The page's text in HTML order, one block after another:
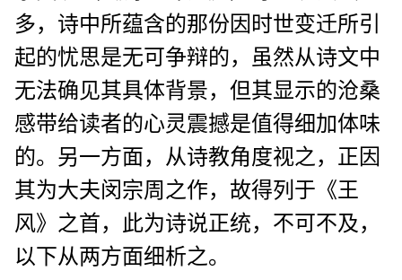
多，诗中所蕴含的那份因时世变迁所引
起的忧思是无可争辩的，虽然从诗文中
无法确见其具体背景，但其显示的沧桑
感带给读者的心灵震撼是值得细加体味
的。另一方面，从诗教角度视之，正因
其为大夫闵宗周之作，故得列于《王
风》之首，此为诗说正统，不可不及，
以下从两方面细析之。